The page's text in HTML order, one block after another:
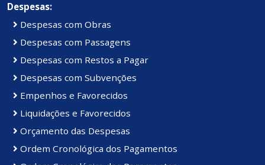
Despesas:
Despesas com Obras
Despesas com Passagens
Despesas com Restos a Pagar
Despesas com Subvenções
Empenhos e Favorecidos
Liquidações e Favorecidos
Orçamento das Despesas
Ordem Cronológica dos Pagamentos